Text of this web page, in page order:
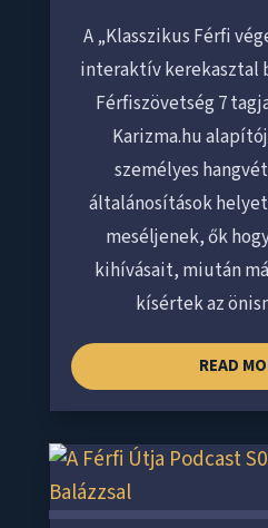
A „Klasszikus Férfi
interaktív kerekasztal
Férfiszövetség 7
Karizma.hu
személyes
általánosítások
meséljenek, ők
kihívásait, miután
kísértek az
READ